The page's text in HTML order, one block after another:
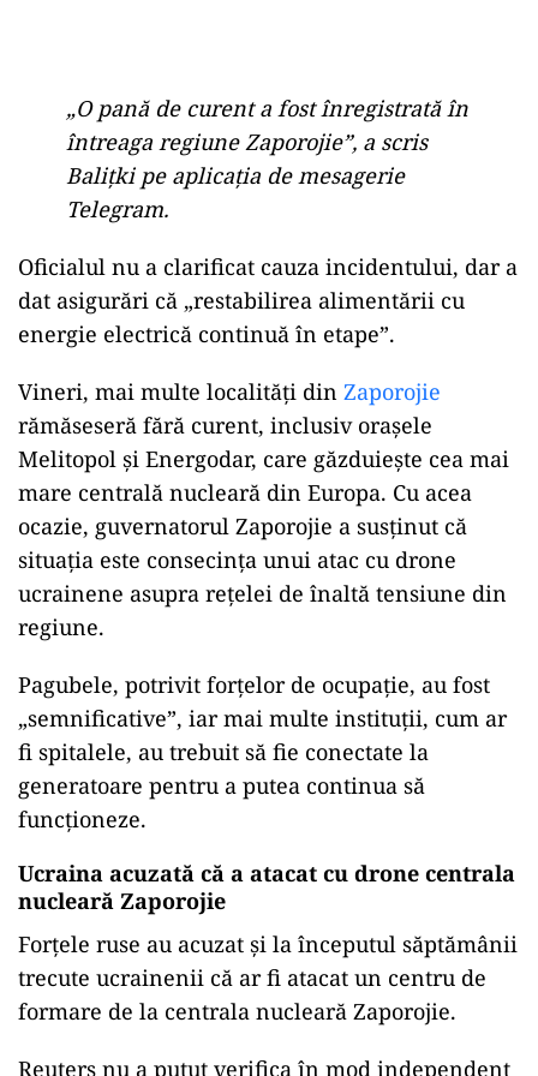
„O pană de curent a fost înregistrată în
întreaga regiune Zaporojie”, a scris
Baliţki pe aplicaţia de mesagerie
Telegram.
Oficialul nu a clarificat cauza incidentului, dar a
dat asigurări că „restabilirea alimentării cu
energie electrică continuă în etape”.
Vineri, mai multe localităţi din Zaporojie
rămăseseră fără curent, inclusiv oraşele
Melitopol şi Energodar, care găzduieşte cea mai
mare centrală nucleară din Europa. Cu acea
ocazie, guvernatorul Zaporojie a susţinut că
situaţia este consecinţa unui atac cu drone
ucrainene asupra reţelei de înaltă tensiune din
regiune.
Pagubele, potrivit forţelor de ocupaţie, au fost
„semnificative”, iar mai multe instituţii, cum ar
fi spitalele, au trebuit să fie conectate la
generatoare pentru a putea continua să
funcţioneze.
Ucraina acuzată că a atacat cu drone centrala
nucleară Zaporojie
Forţele ruse au acuzat şi la începutul săptămânii
trecute ucrainenii că ar fi atacat un centru de
formare de la centrala nucleară Zaporojie.
Reuters nu a putut verifica în mod independent